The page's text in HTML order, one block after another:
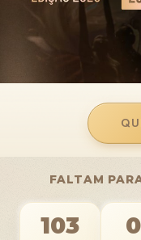
FALTAM
103